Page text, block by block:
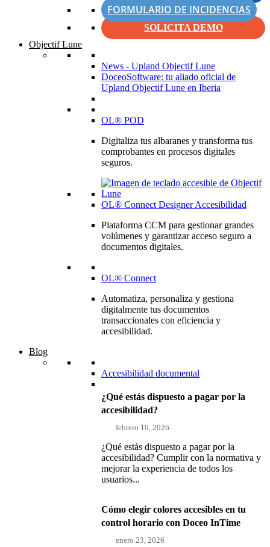
FORMULARIO DE INCIDENCIAS
SOLICITA DEMO
Objectif Lune
News - Upland Objectif Lune
DoceoSoftware: tu aliado oficial de
Upland Objectif Lune en Iberia
OL® POD
Digitaliza tus albaranes y transforma tus
comprobantes en procesos digitales
seguros.
OL® Connect Designer Accesibilidad
Plataforma CCM para gestionar grandes
volúmenes y garantizar acceso seguro a
documentos digitales.
OL® Connect
Automatiza, personaliza y gestiona
digitalmente tus documentos
transaccionales con eficiencia y
accesibilidad.
Blog
Accesibilidad documental
¿Qué estás dispuesto a pagar por la
accesibilidad?
febrero 10, 2026
¿Qué estás dispuesto a pagar por la
accesibilidad? Cumplir con la normativa y
mejorar la experiencia de todos los
usuarios...
Cómo elegir colores accesibles en tu
control horario con Doceo InTime
enero 23, 2026